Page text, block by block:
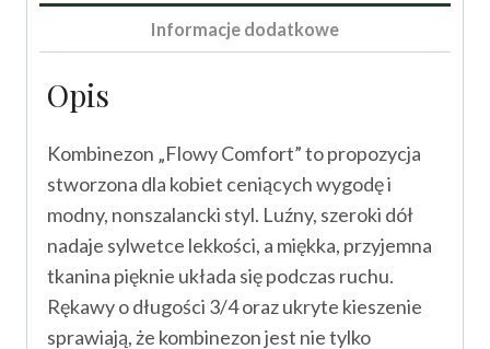
Informacje dodatkowe
Opis
Kombinezon „Flowy Comfort” to propozycja
stworzona dla kobiet ceniących wygodę i
modny, nonszalancki styl. Luźny, szeroki dół
nadaje sylwetce lekkości, a miękka, przyjemna
tkanina pięknie układa się podczas ruchu.
Rękawy o długości 3/4 oraz ukryte kieszenie
sprawiają, że kombinezon jest nie tylko